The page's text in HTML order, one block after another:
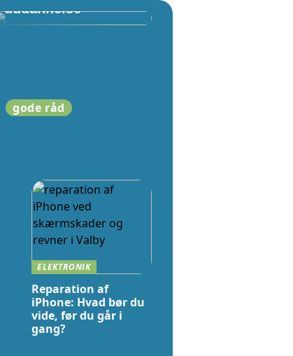
uddannelse
gode råd
ELEKTRONIK
Reparation af
iPhone: Hvad bør du
vide, før du går i
gang?